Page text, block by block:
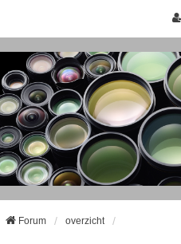
Forum overzicht